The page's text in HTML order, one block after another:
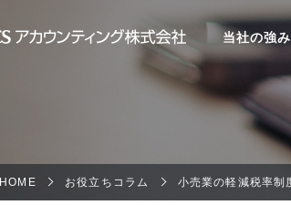
当社の強み
HOME お役立ちコラム 小売業の軽減税率制